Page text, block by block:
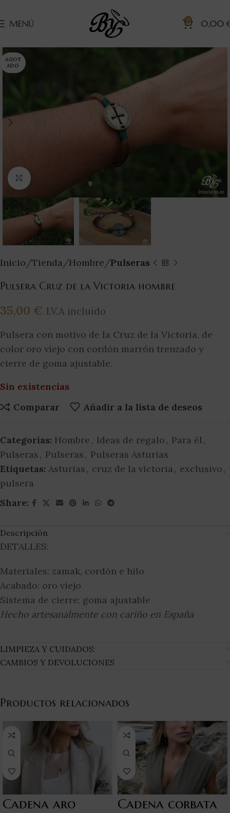
MENÚ 0 0,00
AGOT
ADO
Clic para ampliar
Inicio Tienda Hombre Pulseras
Pulsera Cruz de la Victoria hombre
35,00 € I.V.A incluido
Pulsera con motivo de la Cruz de la Victoria, de
color oro viejo con cordón marrón trenzado y
cierre de goma ajustable.
Sin existencias
Comparar
Añadir a la lista de deseos
Categorías: Hombre, Ideas de regalo, Para él,
Pulseras, Pulseras, Pulseras Asturias
Etiquetas: Asturias, cruz de la victoria, exclusivo,
pulsera
Share:
Descripción
DETALLES:
Materiales: zamak, cordón e hilo
Acabado: oro viejo
Sistema de cierre: goma ajustable
Hecho artesanalmente con cariño en España
LIMPIEZA Y CUIDADOS:
CAMBIOS Y DEVOLUCIONES
Productos relacionados
Cadena aro
Cadena corbata